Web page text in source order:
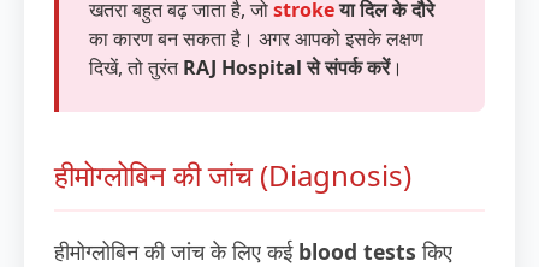
खतरा बहुत बढ़ जाता है, जोstrokeया दिल के दौरे
का कारण बन सकता है। अगर आपको इसके लक्षण
दिखें, तो तुरंतRAJ Hospital से संपर्क करें।
हीमोग्लोबिन की जांच (Diagnosis)
हीमोग्लोबिन की जांच के लिए कई blood tests किए